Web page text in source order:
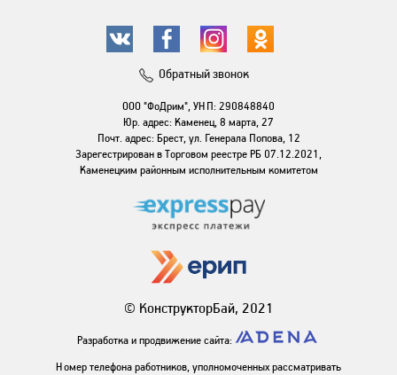
Обратный звонок
ООО "ФоДрим", УНП: 290848840
Юр. адрес: Каменец, 8 марта, 27
Почт. адрес: Брест, ул. Генерала Попова, 12
Зарегестрирован в Торговом реестре РБ 07.12.2021,
Каменецким районным исполнительным комитетом
© КонструкторБай, 2021
Разработка и продвижение сайта:
Номер телефона работников, уполномоченных рассматривать